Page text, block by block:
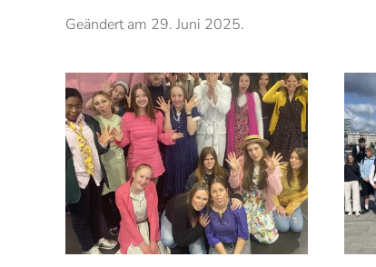
Geändert am 29. Juni 2025.